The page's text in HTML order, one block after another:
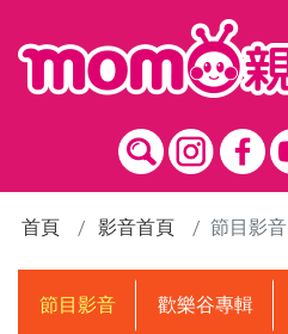
首頁 影音首頁 節目影音
節目影音 歡樂谷專輯